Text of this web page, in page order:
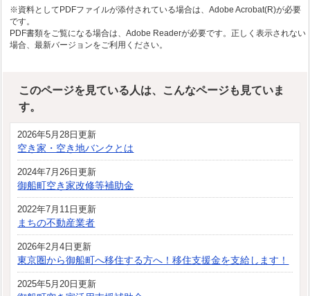
※資料としてPDFファイルが添付されている場合は、Adobe Acrobat(R)が必要
です。
PDF書類をご覧になる場合は、Adobe Readerが必要です。正しく表示されない
場合、最新バージョンをご利用ください。
このページを見ている人は、こんなページも見ていま
す。
2026年5月28日更新
空き家・空き地バンクとは
2024年7月26日更新
御船町空き家改修等補助金
2022年7月11日更新
まちの不動産業者
2026年2月4日更新
東京圏から御船町へ移住する方へ！移住支援金を支給します！
2025年5月20日更新